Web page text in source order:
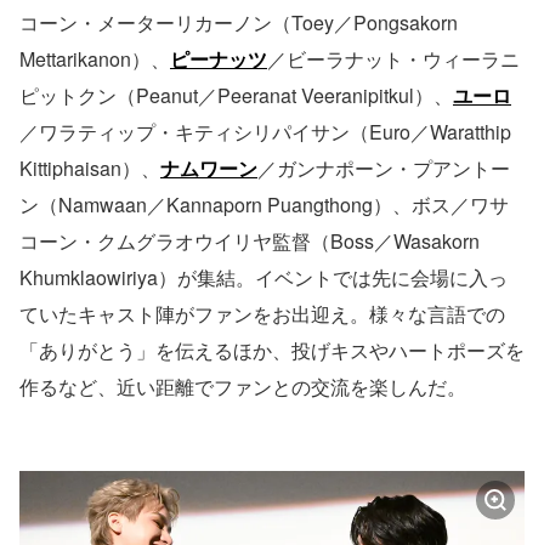
コーン・メーターリカーノン（Toey／Pongsakorn
Mettarikanon）、
ピーナッツ／ビーラナット・ウィーラニ
ピットクン（Peanut／Peeranat Veeranipitkul）、 ユーロ
／ワラティップ・キティシリパイサン（Euro／Waratthip
Kittiphaisan）、 ナムワーン／ガンナポーン・プアントー
ン（Namwaan／Kannaporn Puangthong）、ボス／ワサ
コーン・クムグラオウイリヤ監督（Boss／Wasakorn
Khumklaowiriya）が集結。イベントでは先に会場に入っ
ていたキャスト陣がファンをお出迎え。様々な言語での
「ありがとう」を伝えるほか、投げキスやハートポーズを
作るなど、近い距離でファンとの交流を楽しんだ。